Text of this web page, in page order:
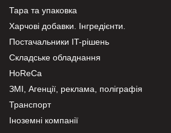
Тара та упаковка
Харчові добавки. Інгредієнти.
Постачальники IT-рішень
Складське обладнання
HoReCa
ЗМІ, Агенції, реклама, поліграфія
Транспорт
Іноземні компанії